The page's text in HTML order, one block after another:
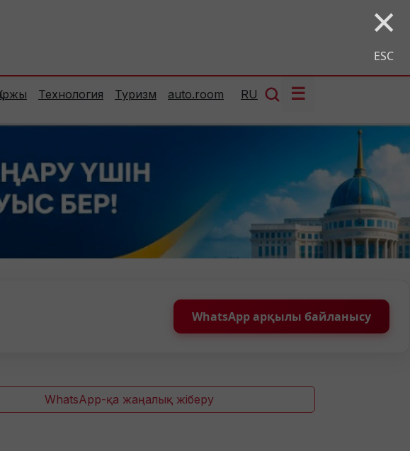
×
ESC
Технология Туризм auto.room RU ☰
WhatsApp арқылы байланысу
WhatsApp-қа жаңалық жіберу